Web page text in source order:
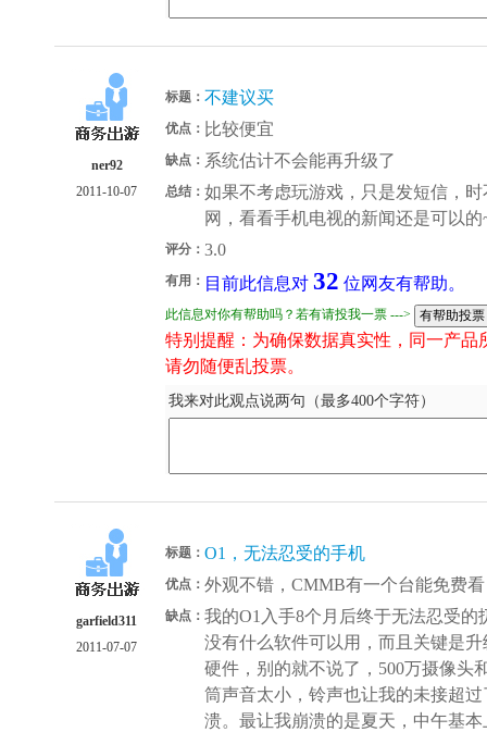
ner92
2011-10-07
标题： 不建议买
优点： 比较便宜
缺点： 系统估计不会能再升级了
总结： 如果不考虑玩游戏，只是发短信，
网，看看手机电视的新闻还是可以的
评分： 3.0
有用： 目前此信息对 32 位网友有帮助。
此信息对你有帮助吗？若有请投我一票 --->
特别提醒：为确保数据真实性，同一产
请勿随便乱投票。
我来对此观点说两句（最多400个字符）
garfield311
2011-07-07
标题： O1，无法忍受的手机
优点： 外观不错，CMMB有一个台能免费看
缺点： 我的O1入手8个月后终于无法忍受
没有什么软件可以用，而且关键是
硬件，别的就不说了，500万摄像头
筒声音太小，铃声也让我的未接超
溃。最让我崩溃的是夏天，中午基